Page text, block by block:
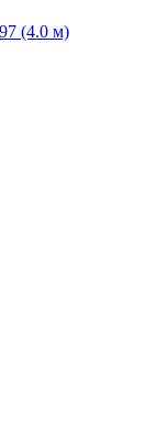
(4.0 м)